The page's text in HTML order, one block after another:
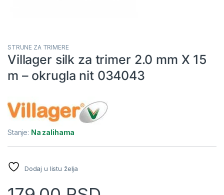
STRUNE ZA TRIMERE
Villager silk za trimer 2.0 mm X 15
m – okrugla nit 034043
Stanje: Na zalihama
Dodaj u listu želja